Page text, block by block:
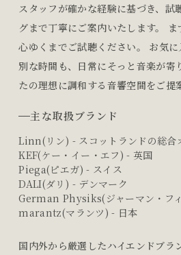
スタッフが確かな経験に基づき、試
グまで丁寧にご案内いたします。 ま
心ゆくまでご試聴ください。 お気
別な時間も、日常にそっと音楽が寄
たの理想に調和する音響空間をご提
主な取扱ブランド
Linn(リン) - スコットランドの総合
KEF(ケー・イー・エフ) - 英国
Piega(ピエガ) - スイス
DALI(ダリ) - デンマーク
German Physiks(ジャーマン・フ
marantz(マランツ) - 日本
国内外から厳選したハイエンドブラ